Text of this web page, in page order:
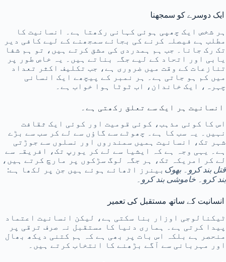
ایک دوسرے کو سمجھنا
ہر شخص ایک چھپی ہوئی کہانی رکھتا ہے۔ انسانیت کا
مطلب ہے فیصلہ کرنے کی بجائے سمجھنے کے لیے کافی دیر
تک رک جانا۔ جب ہم ہمدردی کی مشق کرتے ہیں، تو ہم شفا
یابی اور اتحاد کے لیے جگہ بناتے ہیں۔ یہ خاص طور پر
تنازعات کے وقت میں ضروری ہے، جب تکلیف اکثر تعداد
میں کم ہو جاتی ہے۔ ہر نمبر کے پیچھے ایک انسانی
چہرہ، ایک خاندان، اب ٹوٹا ہوا خواب ہے۔
انسانیت ہر ایک سے تعلق رکھتی ہے۔
اس کا کوئی مذہب، کوئی قومیت اور کوئی ایک ثقافت
نہیں۔ یہ سب کا ہے۔ چھوٹے سے گاؤں سے لے کر سب سے بڑے
شہر تک، انسانیت ہمیں سمندروں اور نسلوں سے جوڑتی
ہے۔ یہی وجہ ہے کہ ایشیا سے لے کر یورپ تک، افریقہ سے
لے کر امریکہ تک، ہر جگہ لوگ سڑکوں پر مارچ کرتے ہیں،
بینرز اٹھائے ہوئے ہیں جن پر لکھا ہے: قتل بند کرو۔ بھوک
بند کرو۔ خاموشی بند کرو۔
انسانیت کے ساتھ مستقبل کی تعمیر
ٹیکنالوجی اوزار بنا سکتی ہے، لیکن انسانیت اعتماد
پیدا کرتی ہے۔ ہماری دنیا کا مستقبل نہ صرف ترقی پر
منحصر ہے بلکہ اس بات پر بھی ہے کہ ہم کتنی دیکھ بھال
اور مہربانی سے آگے بڑھنے کا انتخاب کرتے ہیں۔